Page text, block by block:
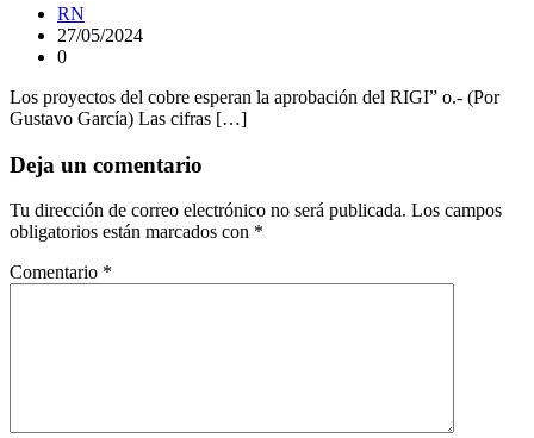
RN
27/05/2024
0
Los proyectos del cobre esperan la aprobación del RIGI” o.- (Por
Gustavo García) Las cifras […]
Deja un comentario
Tu dirección de correo electrónico no será publicada. Los campos
obligatorios están marcados con *
Comentario *